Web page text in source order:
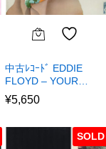
中古ﾚｺｰﾄﾞ EDDIE
FLOYD – YOUR…
¥5,650
SOLD